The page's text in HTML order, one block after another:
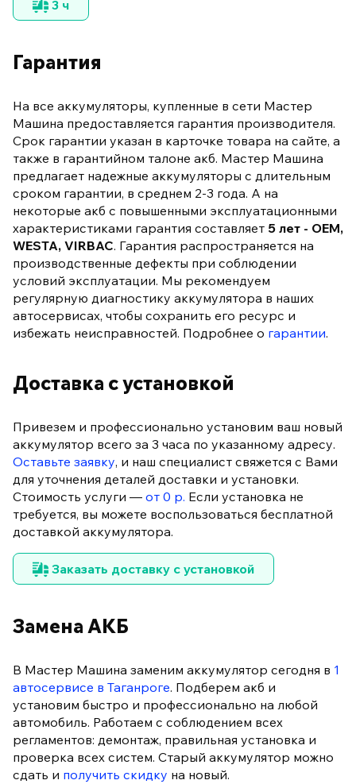
3 ч
Гарантия
На все аккумуляторы, купленные в сети Мастер
Машина предоставляется гарантия производителя.
Срок гарантии указан в карточке товара на сайте, а
также в гарантийном талоне акб. Мастер Машина
предлагает надежные аккумуляторы с длительным
сроком гарантии, в среднем 2-3 года. А на
некоторые акб с повышенными эксплуатационными
характеристиками гарантия составляет 5 лет - OEM,
WESTA, VIRBAC. Гарантия распространяется на
производственные дефекты при соблюдении
условий эксплуатации. Мы рекомендуем
регулярную диагностику аккумулятора в наших
автосервисах, чтобы сохранить его ресурс и
избежать неисправностей. Подробнее о гарантии.
Доставка с установкой
Привезем и профессионально установим ваш новый
аккумулятор всего за 3 часа по указанному адресу.
Оставьте заявку, и наш специалист свяжется с Вами
для уточнения деталей доставки и установки.
Стоимость услуги — от 0 р. Если установка не
требуется, вы можете воспользоваться бесплатной
доставкой аккумулятора.
Заказать доставку с установкой
Замена АКБ
В Мастер Машина заменим аккумулятор сегодня в 1
автосервисе в Таганроге. Подберем акб и
установим быстро и профессионально на любой
автомобиль. Работаем с соблюдением всех
регламентов: демонтаж, правильная установка и
проверка всех систем. Старый аккумулятор можно
сдать и получить скидку на новый.